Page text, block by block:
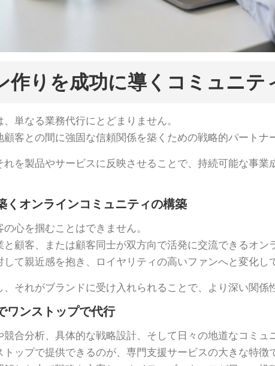
作りを成功に導くコミュニテ
単なる業務代行にとどまりません。
客との間に強固な信頼関係を築くための戦略的パートナ
を製品やサービスに反映させることで、持続可能な事
くオンラインコミュニティの構築
心を掴むことはできません。
顧客、または顧客同士が双方向で活発に交流できるオン
て親近感を抱き、ロイヤリティの高いファンへと変化し
それがブランドに受け入れられることで、より深い関係
ワンストップで代行
合分析、具体的な戦略設計、そして日々の地道なコミュ
ップで提供できるのが、専門支援サービスの大きな特徴